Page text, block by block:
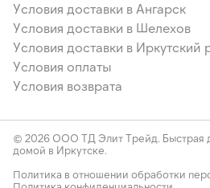
Условия доставки в Ангарск
Условия доставки в Шелехов
Условия доставки в Иркутский
Условия оплаты
Условия возврата
© 2026 ООО ТД Элит Трейд. Быстрая
домой в Иркутске.
Политика в отношении обработки